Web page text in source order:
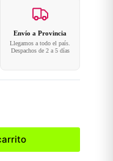
Envío a Provincia
Llegamos a todo el país.
Despachos de 2 a 5 días